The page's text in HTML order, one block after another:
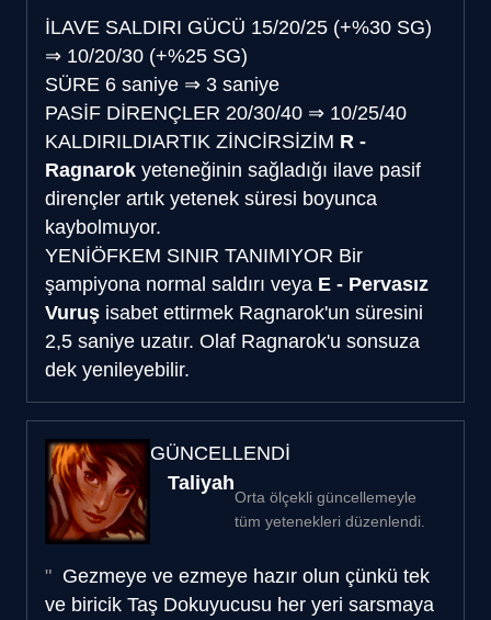
İLAVE SALDIRI GÜCÜ 15/20/25 (+%30 SG)
⇒ 10/20/30 (+%25 SG)
SÜRE 6 saniye ⇒ 3 saniye
PASİF DİRENÇLER 20/30/40 ⇒ 10/25/40
KALDIRILDIARTIK ZİNCİRSİZİM R -
Ragnarok yeteneğinin sağladığı ilave pasif
dirençler artık yetenek süresi boyunca
kaybolmuyor.
YENİÖFKEM SINIR TANIMIYOR Bir
şampiyona normal saldırı veya E - Pervasız
Vuruş isabet ettirmek Ragnarok'un süresini
2,5 saniye uzatır. Olaf Ragnarok'u sonsuza
dek yenileyebilir.
GÜNCELLENDİ
Taliyah
Orta ölçekli güncellemeyle
tüm yetenekleri düzenlendi.
Gezmeye ve ezmeye hazır olun çünkü tek
ve biricik Taş Dokuyucusu her yeri sarsmaya